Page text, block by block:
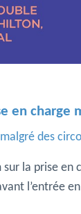
en charge
des
la prise en
l’entrée